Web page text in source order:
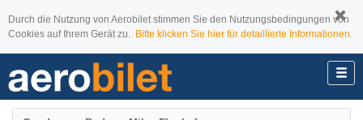
Durch die Nutzung von Aerobilet stimmen Sie den Nutzungsbedingungen von
Cookies auf Ihrem Gerät zu. Bitte klicken Sie hier für detaillierte Informationen.